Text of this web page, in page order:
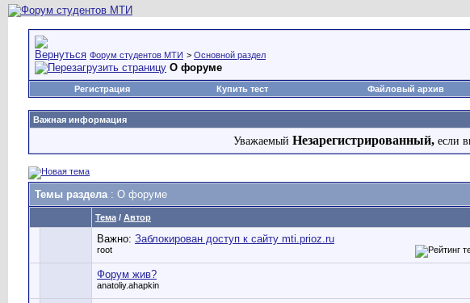
Форум студентов МТИ > Основной раздел
О форуме
Регистрация Купить тест Файловый архив
Важная информация
Уважаемый Незарегистрированный, если
Темы раздела: О форуме
Тема / Автор
Важно: Заблокирован доступ к сайту mti.prioz.ru
root
Форум жив?
anatoliy.ahapkin